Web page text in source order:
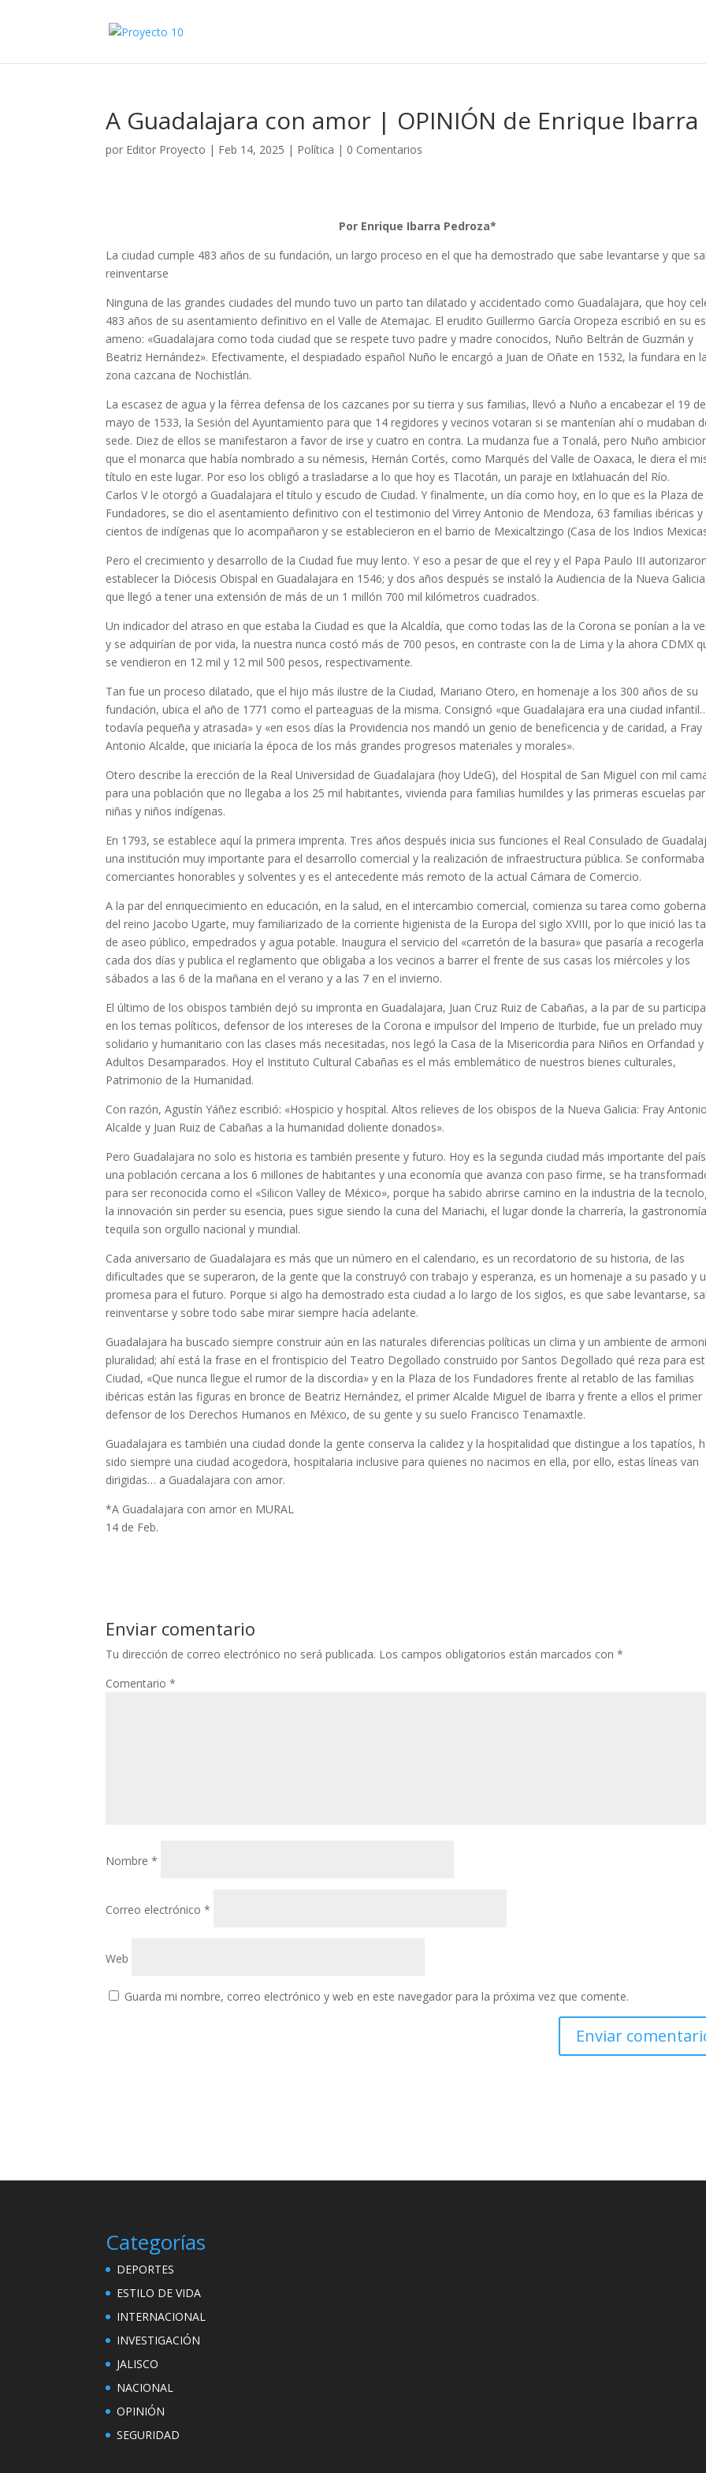
A Guadalajara con amor | OPINIÓN de Enrique Ibarra
por Editor Proyecto | Feb 14, 2025 | Política | 0 Comentarios
Por Enrique Ibarra Pedroza*
La ciudad cumple 483 años de su fundación, un largo proceso en el que ha demostrado que sabe levantarse y que
reinventarse
Ninguna de las grandes ciudades del mundo tuvo un parto tan dilatado y accidentado como Guadalajara, que hoy
483 años de su asentamiento definitivo en el Valle de Atemajac. El erudito Guillermo García Oropeza escribió en su
ameno: «Guadalajara como toda ciudad que se respete tuvo padre y madre conocidos, Nuño Beltrán de Guzmán y
Beatriz Hernández». Efectivamente, el despiadado español Nuño le encargó a Juan de Oñate en 1532, la fundara en
zona cazcana de Nochistlán.
La escasez de agua y la férrea defensa de los cazcanes por su tierra y sus familias, llevó a Nuño a encabezar el 19 de
mayo de 1533, la Sesión del Ayuntamiento para que 14 regidores y vecinos votaran si se mantenían ahí o mudaban
sede. Diez de ellos se manifestaron a favor de irse y cuatro en contra. La mudanza fue a Tonalá, pero Nuño
que el monarca que había nombrado a su némesis, Hernán Cortés, como Marqués del Valle de Oaxaca, le diera el
título en este lugar. Por eso los obligó a trasladarse a lo que hoy es Tlacotán, un paraje en Ixtlahuacán del Río.
Carlos V le otorgó a Guadalajara el título y escudo de Ciudad. Y finalmente, un día como hoy, en lo que es la Plaza
Fundadores, se dio el asentamiento definitivo con el testimonio del Virrey Antonio de Mendoza, 63 familias ibéricas y
cientos de indígenas que lo acompañaron y se establecieron en el barrio de Mexicaltzingo (Casa de los Indios
Pero el crecimiento y desarrollo de la Ciudad fue muy lento. Y eso a pesar de que el rey y el Papa Paulo III
establecer la Diócesis Obispal en Guadalajara en 1546; y dos años después se instaló la Audiencia de la Nueva
que llegó a tener una extensión de más de un 1 millón 700 mil kilómetros cuadrados.
Un indicador del atraso en que estaba la Ciudad es que la Alcaldía, que como todas las de la Corona se ponían a la
y se adquirían de por vida, la nuestra nunca costó más de 700 pesos, en contraste con la de Lima y la ahora CDMX
se vendieron en 12 mil y 12 mil 500 pesos, respectivamente.
Tan fue un proceso dilatado, que el hijo más ilustre de la Ciudad, Mariano Otero, en homenaje a los 300 años de su
fundación, ubica el año de 1771 como el parteaguas de la misma. Consignó «que Guadalajara era una ciudad
todavía pequeña y atrasada» y «en esos días la Providencia nos mandó un genio de beneficencia y de caridad, a Fray
Antonio Alcalde, que iniciaría la época de los más grandes progresos materiales y morales».
Otero describe la erección de la Real Universidad de Guadalajara (hoy UdeG), del Hospital de San Miguel con mil
para una población que no llegaba a los 25 mil habitantes, vivienda para familias humildes y las primeras escuelas
niñas y niños indígenas.
En 1793, se establece aquí la primera imprenta. Tres años después inicia sus funciones el Real Consulado de
una institución muy importante para el desarrollo comercial y la realización de infraestructura pública. Se
comerciantes honorables y solventes y es el antecedente más remoto de la actual Cámara de Comercio.
A la par del enriquecimiento en educación, en la salud, en el intercambio comercial, comienza su tarea como
del reino Jacobo Ugarte, muy familiarizado de la corriente higienista de la Europa del siglo XVIII, por lo que inició las
de aseo público, empedrados y agua potable. Inaugura el servicio del «carretón de la basura» que pasaría a recogerla
cada dos días y publica el reglamento que obligaba a los vecinos a barrer el frente de sus casas los miércoles y los
sábados a las 6 de la mañana en el verano y a las 7 en el invierno.
El último de los obispos también dejó su impronta en Guadalajara, Juan Cruz Ruiz de Cabañas, a la par de su
en los temas políticos, defensor de los intereses de la Corona e impulsor del Imperio de Iturbide, fue un prelado muy
solidario y humanitario con las clases más necesitadas, nos legó la Casa de la Misericordia para Niños en Orfandad y
Adultos Desamparados. Hoy el Instituto Cultural Cabañas es el más emblemático de nuestros bienes culturales,
Patrimonio de la Humanidad.
Con razón, Agustín Yáñez escribió: «Hospicio y hospital. Altos relieves de los obispos de la Nueva Galicia: Fray
Alcalde y Juan Ruiz de Cabañas a la humanidad doliente donados».
Pero Guadalajara no solo es historia es también presente y futuro. Hoy es la segunda ciudad más importante del
una población cercana a los 6 millones de habitantes y una economía que avanza con paso firme, se ha
para ser reconocida como el «Silicon Valley de México», porque ha sabido abrirse camino en la industria de la
la innovación sin perder su esencia, pues sigue siendo la cuna del Mariachi, el lugar donde la charrería, la
tequila son orgullo nacional y mundial.
Cada aniversario de Guadalajara es más que un número en el calendario, es un recordatorio de su historia, de las
dificultades que se superaron, de la gente que la construyó con trabajo y esperanza, es un homenaje a su pasado y
promesa para el futuro. Porque si algo ha demostrado esta ciudad a lo largo de los siglos, es que sabe levantarse,
reinventarse y sobre todo sabe mirar siempre hacía adelante.
Guadalajara ha buscado siempre construir aún en las naturales diferencias políticas un clima y un ambiente de
pluralidad; ahí está la frase en el frontispicio del Teatro Degollado construido por Santos Degollado qué reza para
Ciudad, «Que nunca llegue el rumor de la discordia» y en la Plaza de los Fundadores frente al retablo de las familias
ibéricas están las figuras en bronce de Beatriz Hernández, el primer Alcalde Miguel de Ibarra y frente a ellos el primer
defensor de los Derechos Humanos en México, de su gente y su suelo Francisco Tenamaxtle.
Guadalajara es también una ciudad donde la gente conserva la calidez y la hospitalidad que distingue a los tapatíos,
sido siempre una ciudad acogedora, hospitalaria inclusive para quienes no nacimos en ella, por ello, estas líneas van
dirigidas… a Guadalajara con amor.
*A Guadalajara con amor en MURAL
14 de Feb.
Enviar comentario
Tu dirección de correo electrónico no será publicada. Los campos obligatorios están marcados con*
Comentario*
Nombre*
Correo electrónico*
Web
Guarda mi nombre, correo electrónico y web en este navegador para la próxima vez que comente.
Categorías
DEPORTES
ESTILO DE VIDA
INTERNACIONAL
INVESTIGACIÓN
JALISCO
NACIONAL
OPINIÓN
SEGURIDAD